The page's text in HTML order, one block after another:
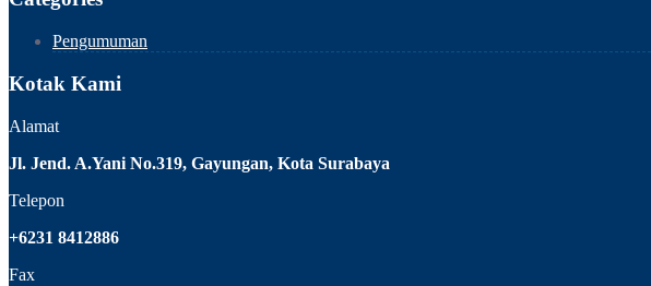
Pengumuman
Kotak Kami
Alamat
Jl. Jend. A.Yani No.319, Gayungan, Kota Surabaya
Telepon
+6231 8412886
Fax